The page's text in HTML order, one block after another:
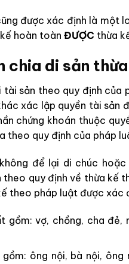
được xác định là một
hoàn toàn ĐƯỢC thừa
chia di sản
sản theo quy định của
xác lập quyền tài sản
chứng khoán thuộc
theo quy định của pháp
để lại di chúc
quy định về thừa kế
theo pháp luật được
gồm: vợ, chồng, cha
ông nội, bà nội,